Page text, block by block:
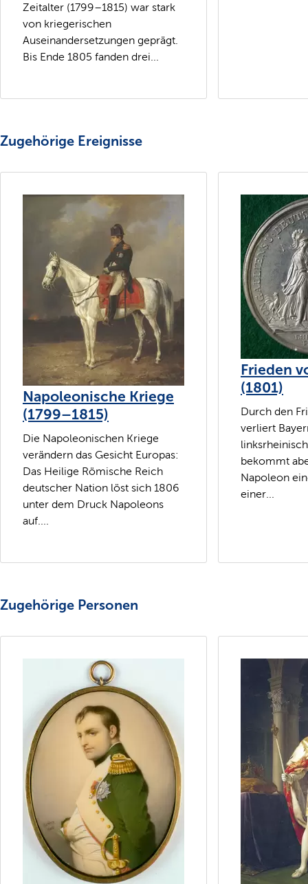
Zeitalter (1799–1815) war stark
von kriegerischen
Auseinandersetzungen geprägt.
Bis Ende 1805 fanden drei...
Zugehörige Ereignisse
Napoleonische Kriege
(1799–1815)
Die Napoleonischen Kriege
verändern das Gesicht Europas:
Das Heilige Römische Reich
deutscher Nation löst sich 1806
unter dem Druck Napoleons
auf....
Frieden
(1801)
Durch den
verliert
bekommt
Napoleon
einer...
Zugehörige Personen